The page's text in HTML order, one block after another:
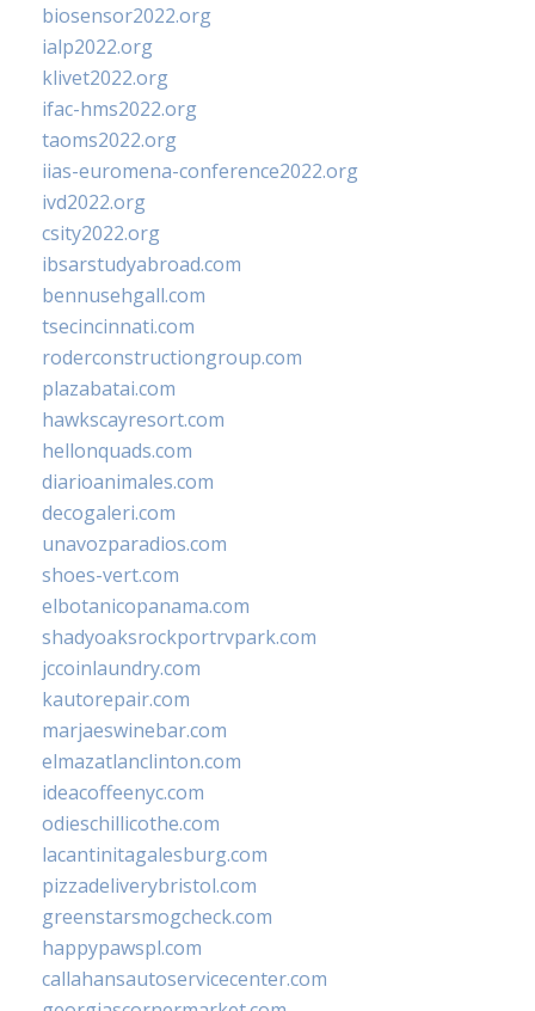
biosensor2022.org
ialp2022.org
klivet2022.org
ifac-hms2022.org
taoms2022.org
iias-euromena-conference2022.org
ivd2022.org
csity2022.org
ibsarstudyabroad.com
bennusehgall.com
tsecincinnati.com
roderconstructiongroup.com
plazabatai.com
hawkscayresort.com
hellonquads.com
diarioanimales.com
decogaleri.com
unavozparadios.com
shoes-vert.com
elbotanicopanama.com
shadyoaksrockportrvpark.com
jccoinlaundry.com
kautorepair.com
marjaeswinebar.com
elmazatlanclinton.com
ideacoffeenyc.com
odieschillicothe.com
lacantinitagalesburg.com
pizzadeliverybristol.com
greenstarsmogcheck.com
happypawspl.com
callahansautoservicecenter.com